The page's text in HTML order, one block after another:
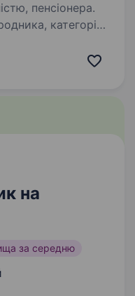
пенсіонера.
на
за середню